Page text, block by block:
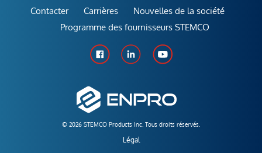
© 2026 STEMCO Products Inc. Tous droits réservés.
Légal
Contacter Carrières
Nouvelles de la société
Programme des fournisseurs STEMCO